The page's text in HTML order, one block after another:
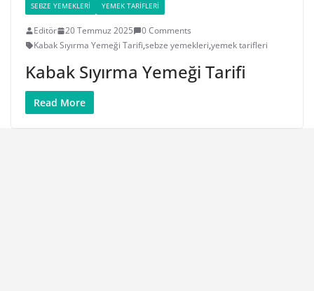
SEBZE YEMEKLERI YEMEK TARIFLERI
Editör 20 Temmuz 2025
0 Comments
Kabak Sıyırma Yemeği Tarifi,sebze yemekleri,yemek tarifleri
Kabak Sıyırma Yemeği Tarifi
Read More